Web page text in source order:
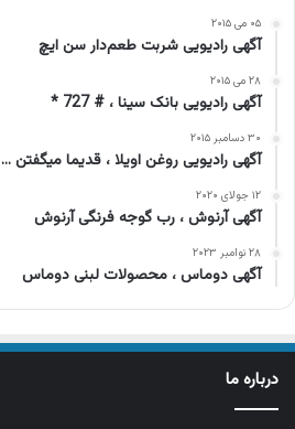
۰۵ می ۲۰۱۵
آگهی رادیویی شربت طعم‌دار سن ایچ
۲۸ می ۲۰۱۵
آگهی رادیویی بانک سینا ، # 727 *
۳۰ دسامبر ۲۰۱۵
آگهی رادیویی روغن اویلا ، قدیما میگفتن …
۱۲ جولای ۲۰۲۰
آگهی آرنوش ، رب گوجه فرنگی آرنوش
۲۸ نوامبر ۲۰۲۳
آگهی دوماس ، محصولات لبنی دوماس
درباره ما